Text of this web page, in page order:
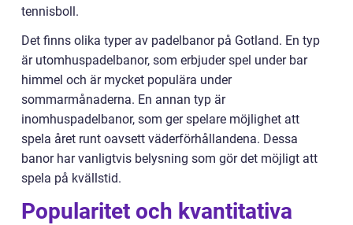
tennisboll.
Det finns olika typer av padelbanor på Gotland. En typ
är utomhuspadelbanor, som erbjuder spel under bar
himmel och är mycket populära under
sommarmånaderna. En annan typ är
inomhuspadelbanor, som ger spelare möjlighet att
spela året runt oavsett väderförhållandena. Dessa
banor har vanligtvis belysning som gör det möjligt att
spela på kvällstid.
Popularitet och kvantitativa